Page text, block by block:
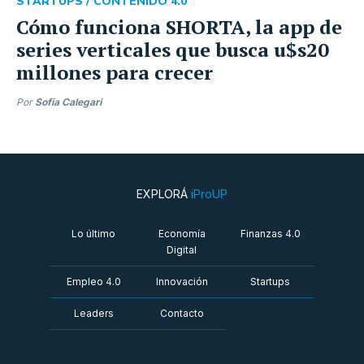
Cómo funciona SHORTA, la app de
series verticales que busca u$s20
millones para crecer
Por Sofia Calegari
EXPLORÁ iProUP
Lo último
Economía
Digital
Finanzas 4.0
Empleo 4.0 Innovación Startups
Leaders Contacto